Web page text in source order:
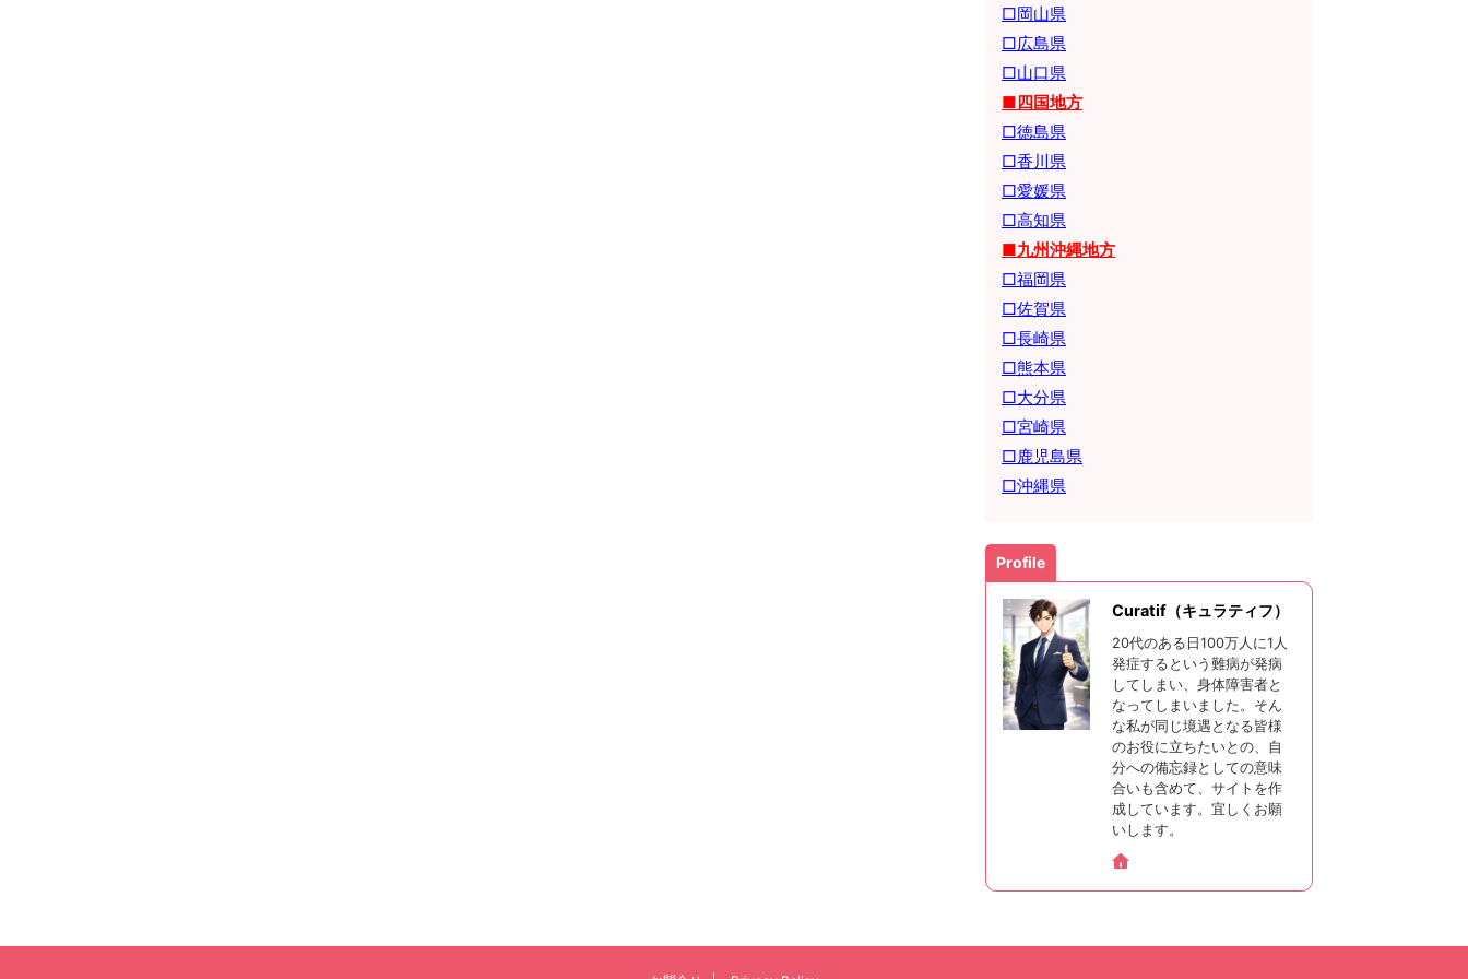
□岡山県
□広島県
□山口県
■四国地方
□徳島県
□香川県
□愛媛県
□高知県
■九州沖縄地方
□福岡県
□佐賀県
□長崎県
□熊本県
□大分県
□宮崎県
□鹿児島県
□沖縄県
Profile
Curatif（キュラティフ）
20代のある日100万人に1人
発症するという難病が発病
してしまい、身体障害者と
なってしまいました。そん
な私が同じ境遇となる皆様
のお役に立ちたいとの、自
分への備忘録としての意味
合いも含めて、サイトを作
成しています。宜しくお願
いします。